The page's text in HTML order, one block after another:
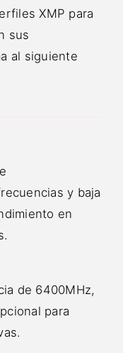
XMP para
sus
al siguiente
y baja
en
de 6400MHz,
para